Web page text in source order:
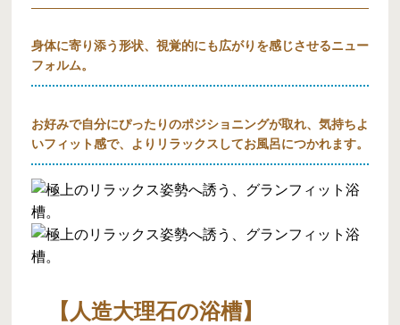
身体に寄り添う形状、視覚的にも広がりを感じさせるニュー
フォルム。
お好みで自分にぴったりのポジショニングが取れ、気持ちよ
いフィット感で、よりリラックスしてお風呂につかれます。
【人造大理石の浴槽】